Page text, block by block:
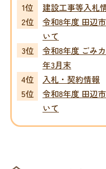
建設工事等入札
令和8年度 田辺
いて
令和8年度 ごみ
年3月末
入札・契約情報
令和8年度 田辺
いて